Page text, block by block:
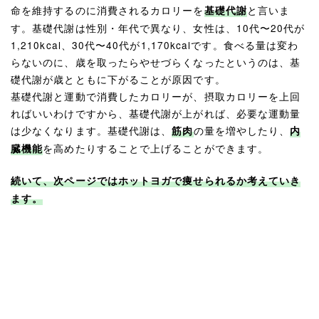
命を維持するのに消費されるカロリーを基礎代謝と言いま
す。基礎代謝は性別・年代で異なり、女性は、10代〜20代が
1,210kcal、30代〜40代が1,170kcalです。食べる量は変わ
らないのに、歳を取ったらやせづらくなったというのは、基
礎代謝が歳とともに下がることが原因です。
基礎代謝と運動で消費したカロリーが、摂取カロリーを上回
ればいいわけですから、基礎代謝が上がれば、必要な運動量
は少なくなります。基礎代謝は、筋肉の量を増やしたり、内
臓機能を高めたりすることで上げることができます。
続いて、次ページではホットヨガで痩せられるか考えていき
ます。